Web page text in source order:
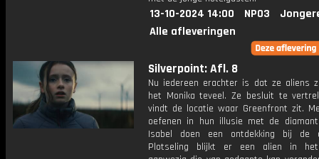
13-10-2024 14:00 NPO3
Alle afleveringen
Silverpoint: Afl. 8
Nu iedereen erachter is dat ze aliens
het Monika teveel. Ze besluit te
vindt de locatie waar Greenfront zit.
oefenen in hun illusie met de
Isabel doen een ontdekking bij de
Plotseling blijkt er een alien in het